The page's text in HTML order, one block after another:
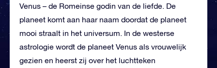
Venus – de Romeinse godin van de liefde. De
planeet komt aan haar naam doordat de planeet
mooi straalt in het universum. In de westerse
astrologie wordt de planeet Venus als vrouwelijk
gezien en heerst zij over het luchtteken